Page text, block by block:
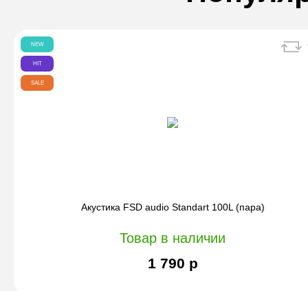
Акустика FSD audio Standart 100L (пара)
Товар в наличии
1 790 р
NEW
HIT
SALE